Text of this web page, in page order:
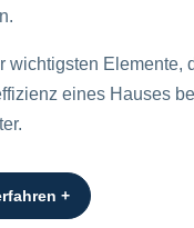
wichtigsten Elemente,
eines Hauses
+